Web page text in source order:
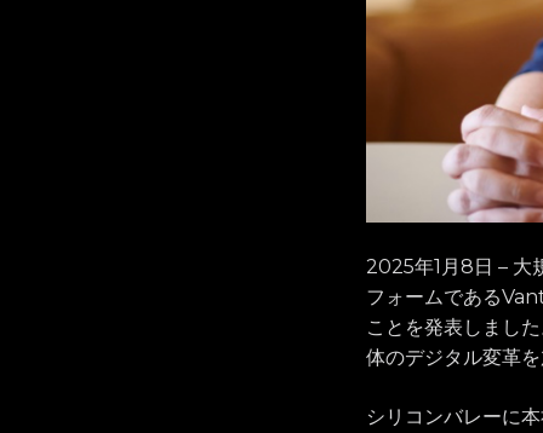
2025年1月8日 – 大
フォームである
ことを発表しまし
体のデジタル変革
シリコンバレーに